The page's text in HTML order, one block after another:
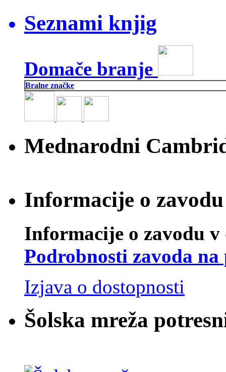
Seznami knjig
Domače branje
Bralne značke
Mednarodni
Informacije o
Informacije o zavodu
Podrobnosti zavoda
Izjava o dostopnosti
Šolska mreža